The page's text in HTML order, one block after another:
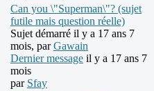
Can you \"Superman\"? (sujet
futile mais question réelle)
Sujet démarré il y a 17 ans 7
mois, parGawain
Dernier message il y a 17 ans 7
mois
par Sfay